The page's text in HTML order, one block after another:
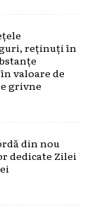
reținuți în
valoare de
grivne
din nou
dedicate Zilei